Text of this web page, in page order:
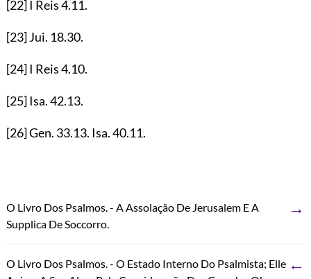
[22]I Reis4.11.
[23]Jui. 18.30.
[24]I Reis4.10.
[25]Isa.42.13.
[26]Gen. 33.13. Isa.40.11.
O Livro Dos Psalmos. - A Assolação De Jerusalem E A
Supplica De Soccorro.
→
O Livro Dos Psalmos. - O Estado Interno Do Psalmista; Elle ←